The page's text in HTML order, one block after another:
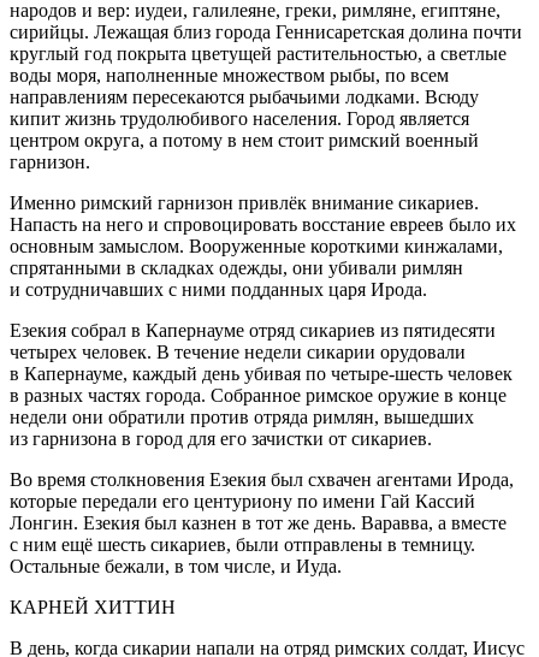
народов и вер: иудеи, галилеяне, греки, римляне, египтяне,
сирийцы. Лежащая близ города Геннисаретская долина почти
круглый год покрыта цветущей растительностью, а светлые
воды моря, наполненные множеством рыбы, по всем
направлениям пересекаются рыбачьими лодками. Всюду
кипит жизнь трудолюбивого населения. Город является
центром округа, а потому в нем стоит римский военный
гарнизон.
Именно римский гарнизон привлёк внимание сикариев.
Напасть на него и спровоцировать восстание евреев было их
основным замыслом. Вооруженные короткими кинжалами,
спрятанными в складках одежды, они убивали римлян
и сотрудничавших с ними подданных царя Ирода.
Езекия собрал в Капернауме отряд сикариев из пятидесяти
четырех человек. В течение недели сикарии орудовали
в Капернауме, каждый день убивая по четыре-шесть человек
в разных частях города. Собранное римское оружие в конце
недели они обратили против отряда римлян, вышедших
из гарнизона в город для его зачистки от сикариев.
Во время столкновения Езекия был схвачен агентами Ирода,
которые передали его центуриону по имени Гай Кассий
Лонгин. Езекия был казнен в тот же день. Варавва, а вместе
с ним ещё шесть сикариев, были отправлены в темницу.
Остальные бежали, в том числе, и Иуда.
КАРНЕЙ ХИТТИН
В день, когда сикарии напали на отряд римских солдат, Иисус